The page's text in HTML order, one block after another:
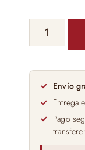
Cubanos
Chocolate
Negro
Birba
120gr
cantidad
Envío
Entrega
Pago